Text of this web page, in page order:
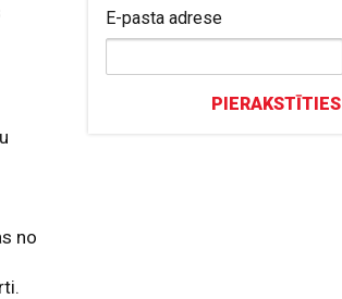
no
E-pasta adrese
PIERAKSTĪTIES